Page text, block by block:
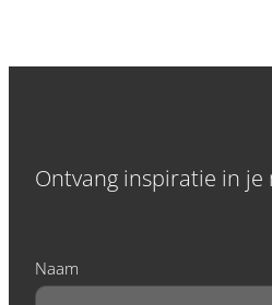
Ontvang inspiratie in
Naam